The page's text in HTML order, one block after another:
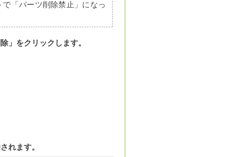
「パーツ削除禁止」になっ
」をクリックします。
れます。